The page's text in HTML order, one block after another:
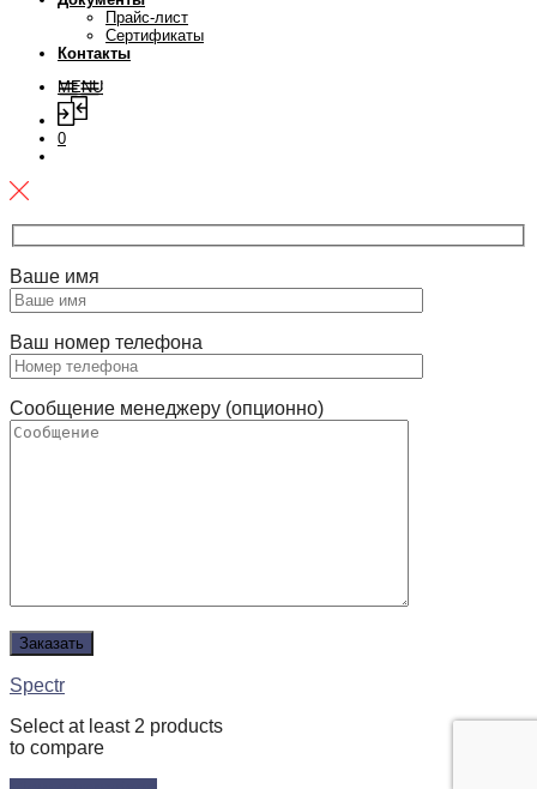
Прайс-лист
Сертификаты
Контакты
MENU
0
Ваше имя
Ваш номер телефона
Сообщение менеджеру (опционно)
Spectr
Select at least 2 products
to compare